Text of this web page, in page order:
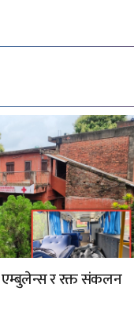
एम्बुलेन्स र रक्त संकलन